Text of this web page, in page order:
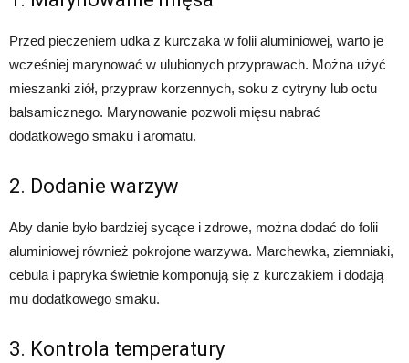
Przed pieczeniem udka z kurczaka w folii aluminiowej, warto je
wcześniej marynować w ulubionych przyprawach. Można użyć
mieszanki ziół, przypraw korzennych, soku z cytryny lub octu
balsamicznego. Marynowanie pozwoli mięsu nabrać
dodatkowego smaku i aromatu.
2. Dodanie warzyw
Aby danie było bardziej sycące i zdrowe, można dodać do folii
aluminiowej również pokrojone warzywa. Marchewka, ziemniaki,
cebula i papryka świetnie komponują się z kurczakiem i dodają
mu dodatkowego smaku.
3. Kontrola temperatury